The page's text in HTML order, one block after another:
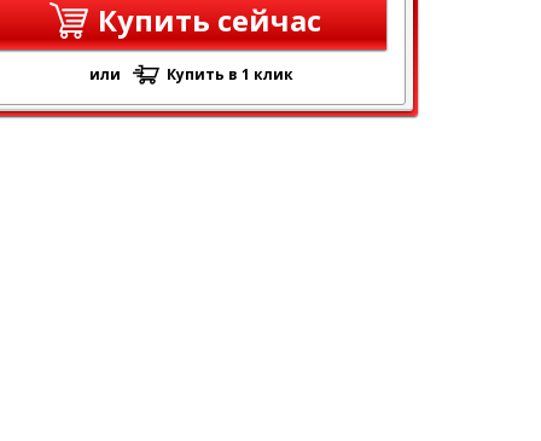
Купить сейчас
или Купить в 1 клик